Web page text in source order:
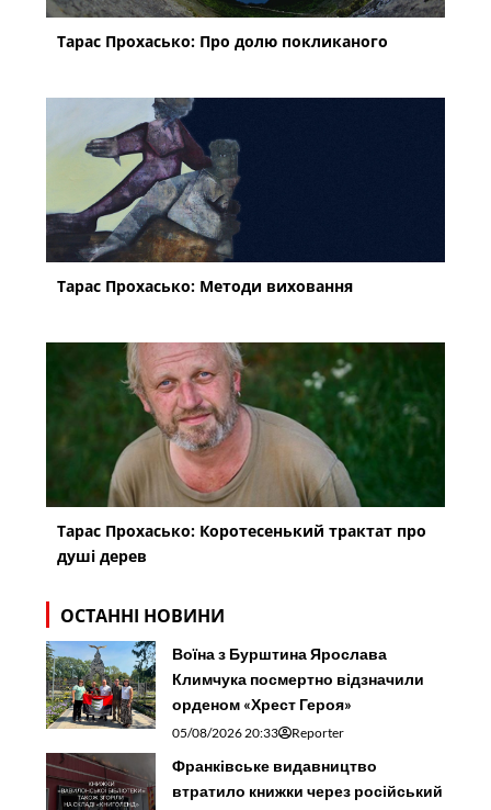
Тарас Прохасько: Про долю покликаного
Тарас Прохасько: Методи виховання
Тарас Прохасько: Коротесенький трактат про
душі дерев
ОСТАННІ НОВИНИ
Воїна з Бурштина Ярослава
Климчука посмертно відзначили
орденом «Хрест Героя»
05/08/2026 20:33 Reporter
Франківське видавництво
втратило книжки через російський